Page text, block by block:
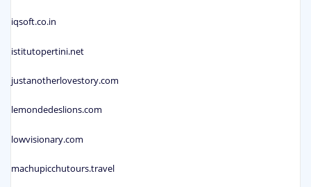
iqsoft.co.in
istitutopertini.net
justanotherlovestory.com
lemondedeslions.com
lowvisionary.com
machupicchutours.travel